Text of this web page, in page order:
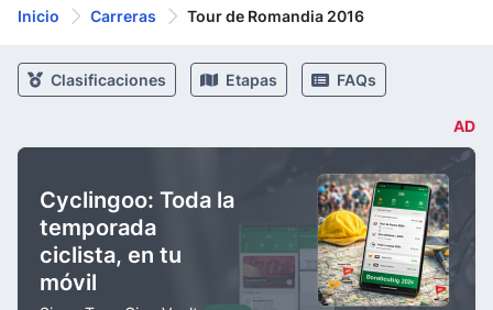
Inicio Carreras Tour de Romandia 2016
Clasificaciones Etapas FAQs
AD
Cyclingoo: Toda la
temporada
ciclista, en tu
móvil